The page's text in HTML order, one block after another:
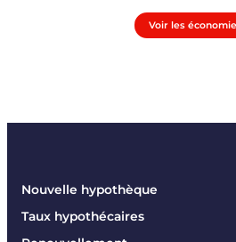
Voir les
Nouvelle hypothèque
Taux hypothécaires